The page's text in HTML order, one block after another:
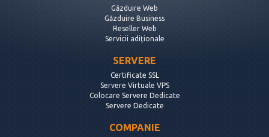
Găzduire Web
Găzduire Business
Reseller Web
Servicii adiționale
SERVERE
Certificate SSL
Servere Virtuale VPS
Colocare Servere Dedicate
Servere Dedicate
COMPANIE